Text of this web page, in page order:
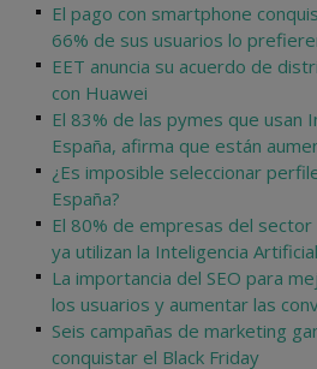
El pago con smartphone
66% de sus usuarios lo
EET anuncia su acuerdo de
con Huawei
El 83% de las pymes que usan
España, afirma que están
¿Es imposible seleccionar
España?
El 80% de empresas del
ya utilizan la Inteligencia Artificial
La importancia del SEO para
los usuarios y aumentar las
Seis campañas de marketing
conquistar el Black Friday